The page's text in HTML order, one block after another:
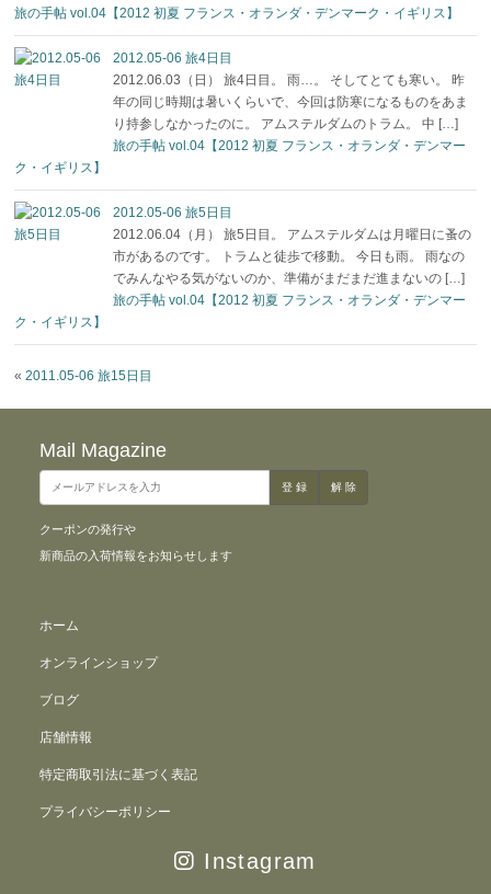
旅の手帖 vol.04【2012 初夏 フランス・オランダ・デンマーク・イギリス】
2012.05-06 旅4日目
2012.06.03（日） 旅4日目。 雨…。 そしてとても寒い。 昨
年の同じ時期は暑いくらいで、今回は防寒になるものをあま
り持参しなかったのに。 アムステルダムのトラム。 中 […]
旅の手帖 vol.04【2012 初夏 フランス・オランダ・デンマー
ク・イギリス】
2012.05-06 旅5日目
2012.06.04（月） 旅5日目。 アムステルダムは月曜日に蚤の
市があるのです。 トラムと徒歩で移動。 今日も雨。 雨なの
でみんなやる気がないのか、準備がまだまだ進まないの […]
旅の手帖 vol.04【2012 初夏 フランス・オランダ・デンマー
ク・イギリス】
«2011.05-06 旅15日目
Mail Magazine
クーポンの発行や
新商品の入荷情報をお知らせします
ホーム
オンラインショップ
ブログ
店舗情報
特定商取引法に基づく表記
プライバシーポリシー
Instagram